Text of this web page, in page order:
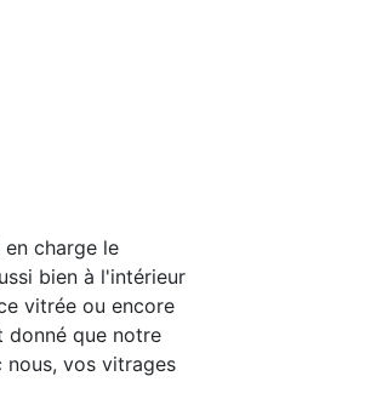
charge le
bien à l'intérieur
vitrée ou encore
donné que notre
nous, vos vitrages